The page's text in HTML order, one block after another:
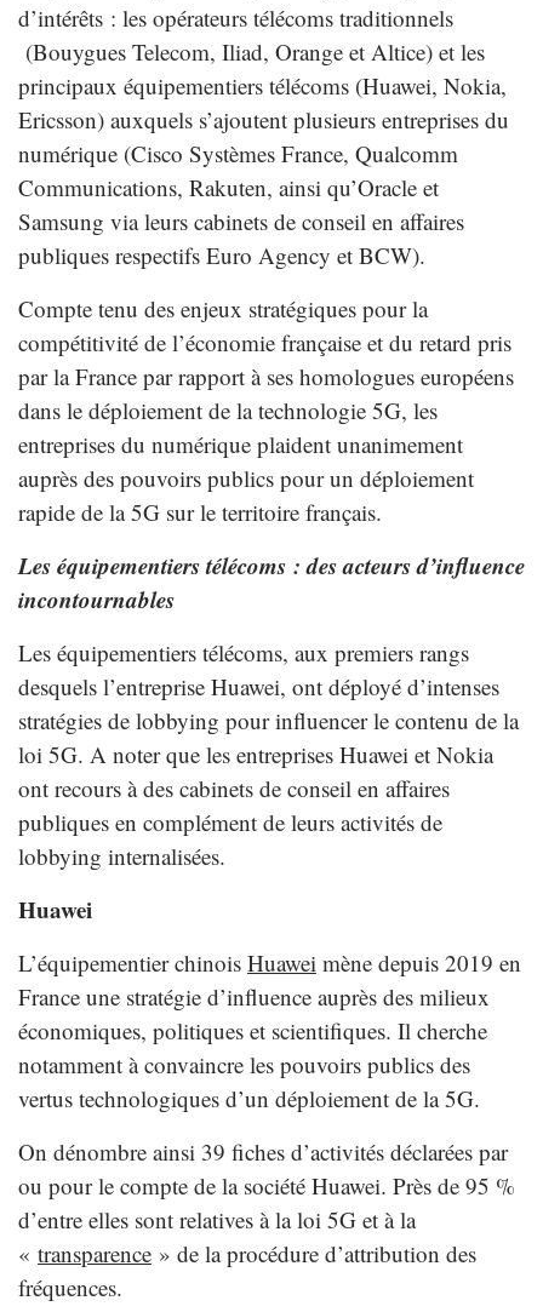
d’intérêts : les opérateurs télécoms traditionnels
(Bouygues Telecom, Iliad, Orange et Altice) et les
principaux équipementiers télécoms (Huawei, Nokia,
Ericsson) auxquels s’ajoutent plusieurs entreprises du
numérique (Cisco Systèmes France, Qualcomm
Communications, Rakuten, ainsi qu’Oracle et
Samsung via leurs cabinets de conseil en affaires
publiques respectifs Euro Agency et BCW).
Compte tenu des enjeux stratégiques pour la
compétitivité de l’économie française et du retard pris
par la France par rapport à ses homologues européens
dans le déploiement de la technologie 5G, les
entreprises du numérique plaident unanimement
auprès des pouvoirs publics pour un déploiement
rapide de la 5G sur le territoire français.
Les équipementiers télécoms : des acteurs d’influence
incontournables
Les équipementiers télécoms, aux premiers rangs
desquels l’entreprise Huawei, ont déployé d’intenses
stratégies de lobbying pour influencer le contenu de la
loi 5G. A noter que les entreprises Huawei et Nokia
ont recours à des cabinets de conseil en affaires
publiques en complément de leurs activités de
lobbying internalisées.
Huawei
L’équipementier chinois Huawei mène depuis 2019 en
France une stratégie d’influence auprès des milieux
économiques, politiques et scientifiques. Il cherche
notamment à convaincre les pouvoirs publics des
vertus technologiques d’un déploiement de la 5G.
On dénombre ainsi 39 fiches d’activités déclarées par
ou pour le compte de la société Huawei. Près de 95 %
d’entre elles sont relatives à la loi 5G et à la
« transparence » de la procédure d’attribution des
fréquences.